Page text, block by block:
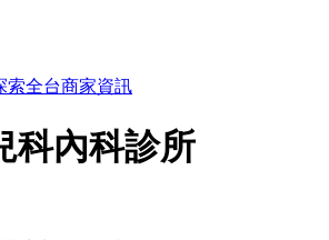
索全台商家資訊
科內科診所